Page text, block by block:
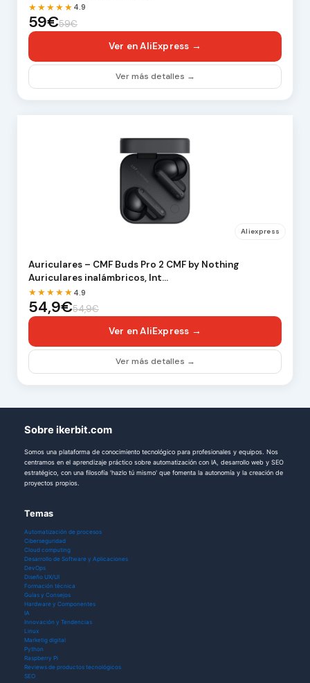
★★★★★ 4.9
59€59€
Ver en AliExpress →
Ver más detalles →
Aliexpress
Auriculares – CMF Buds Pro 2 CMF by Nothing
Auriculares inalámbricos, Int…
★★★★★ 4.9
54,9€54,9€
Ver en AliExpress →
Ver más detalles →
Sobre ikerbit.com
Somos una plataforma de conocimiento tecnológico para profesionales y equipos. Nos
centramos en el aprendizaje práctico sobre automatización con IA, desarrollo web y SEO
estratégico, con una filosofía 'hazlo tú mismo' que fomenta la autonomía y la creación de
proyectos propios.
Temas
Automatización de procesos
Ciberseguridad
Cloud computing
Desarrollo de Software y Aplicaciones
DevOps
Diseño UX/UI
Formación técnica
Guías y Consejos
Hardware y Componentes
IA
Innovación y Tendencias
Linux
Marketig digital
Python
Raspberry Pi
Reviews de productos tecnológicos
SEO